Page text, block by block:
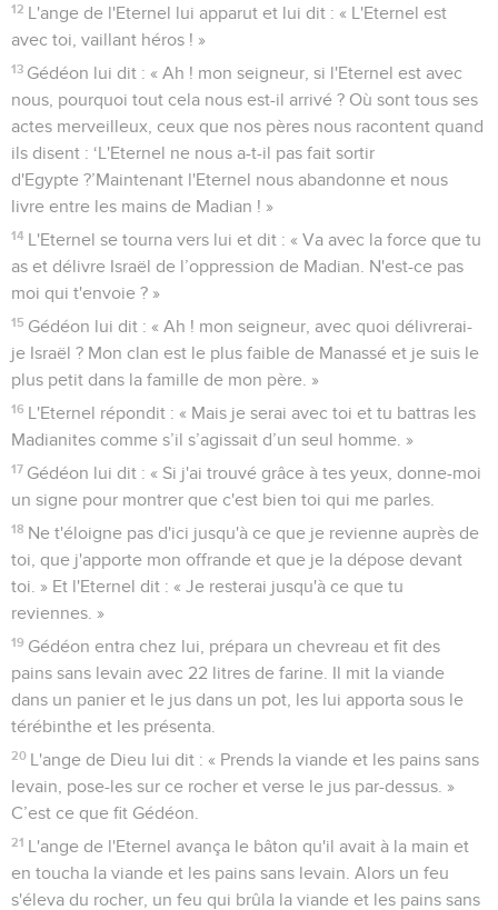
12 L'ange de l'Eternel lui apparut et lui dit : « L'Eternel est
avec toi, vaillant héros ! »
13 Gédéon lui dit : « Ah ! mon seigneur, si l'Eternel est avec
nous, pourquoi tout cela nous est-il arrivé ? Où sont tous ses
actes merveilleux, ceux que nos pères nous racontent quand
ils disent : ‘L'Eternel ne nous a-t-il pas fait sortir
d'Egypte ?’Maintenant l'Eternel nous abandonne et nous
livre entre les mains de Madian ! »
14 L'Eternel se tourna vers lui et dit : « Va avec la force que tu
as et délivre Israël de l’oppression de Madian. N'est-ce pas
moi qui t'envoie ? »
15 Gédéon lui dit : « Ah ! mon seigneur, avec quoi délivrerai-
je Israël ? Mon clan est le plus faible de Manassé et je suis le
plus petit dans la famille de mon père. »
16 L'Eternel répondit : « Mais je serai avec toi et tu battras les
Madianites comme s’il s’agissait d’un seul homme. »
17 Gédéon lui dit : « Si j'ai trouvé grâce à tes yeux, donne-moi
un signe pour montrer que c'est bien toi qui me parles.
18 Ne t'éloigne pas d'ici jusqu'à ce que je revienne auprès de
toi, que j'apporte mon offrande et que je la dépose devant
toi. » Et l'Eternel dit : « Je resterai jusqu'à ce que tu
reviennes. »
19 Gédéon entra chez lui, prépara un chevreau et fit des
pains sans levain avec 22 litres de farine. Il mit la viande
dans un panier et le jus dans un pot, les lui apporta sous le
térébinthe et les présenta.
20 L'ange de Dieu lui dit : « Prends la viande et les pains sans
levain, pose-les sur ce rocher et verse le jus par-dessus. »
C’est ce que fit Gédéon.
21 L'ange de l'Eternel avança le bâton qu'il avait à la main et
en toucha la viande et les pains sans levain. Alors un feu
s'éleva du rocher, un feu qui brûla la viande et les pains sans